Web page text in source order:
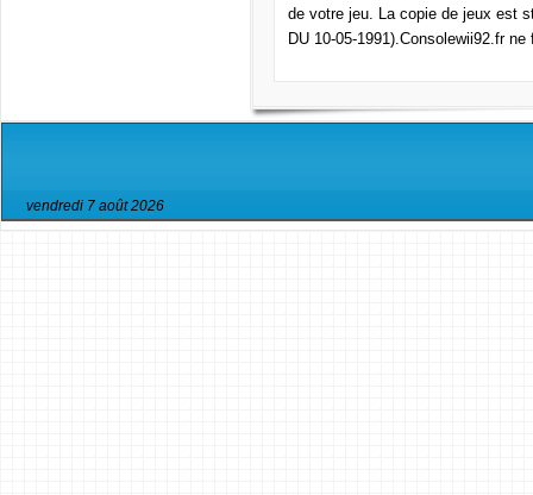
de votre jeu. La copie de jeux est
DU 10-05-1991).Consolewii92.fr
vendredi 7 août 2026